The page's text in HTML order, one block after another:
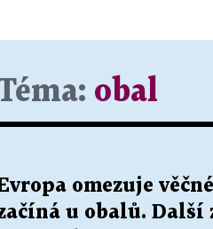
obal
omezuje
u obalů. Další